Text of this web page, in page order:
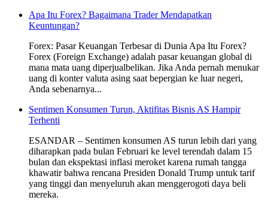
Apa Itu Forex? Bagaimana Trader Mendapatkan
Keuntungan?
Forex: Pasar Keuangan Terbesar di Dunia Apa Itu Forex?
Forex (Foreign Exchange) adalah pasar keuangan global di
mana mata uang diperjualbelikan. Jika Anda pernah menukar
uang di konter valuta asing saat bepergian ke luar negeri,
Anda sebenarnya...
Sentimen Konsumen Turun, Aktifitas Bisnis AS Hampir
Terhenti
ESANDAR – Sentimen konsumen AS turun lebih dari yang
diharapkan pada bulan Februari ke level terendah dalam 15
bulan dan ekspektasi inflasi meroket karena rumah tangga
khawatir bahwa rencana Presiden Donald Trump untuk tarif
yang tinggi dan menyeluruh akan menggerogoti daya beli
mereka.